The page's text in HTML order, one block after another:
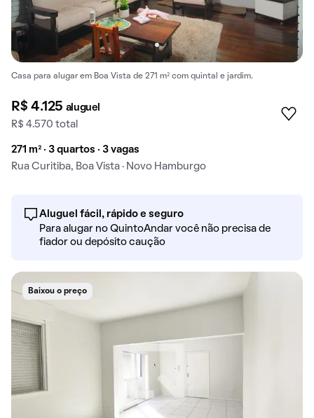
Casa para alugar em Boa Vista de 271 m² com quintal e jardim.
R$ 4.125 aluguel
R$ 4.570 total
271 m² · 3 quartos · 3 vagas
Rua Curitiba, Boa Vista · Novo Hamburgo
Aluguel fácil, rápido e seguro
Para alugar no QuintoAndar você não precisa de
fiador ou depósito caução
Baixou o preço